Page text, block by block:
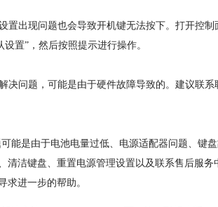
出现问题也会导致开机键无法按下。打开控制
置”，然后按照提示进行操作。
问题，可能是由于硬件故障导致的。建议联系
是由于电池电量过低、电源适配器问题、键
清洁键盘、重置电源管理设置以及联系售后服
求进一步的帮助。